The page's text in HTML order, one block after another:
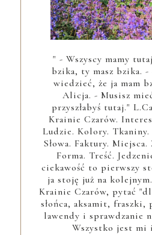
" - Wszyscy mamy
bzika, ty masz bzika. -
wiedzieć, że ja mam
Alicja. - Musisz
przyszłabyś tutaj."
Krainie Czarów.
Ludzie. Kolory. Tkaniny.
Słowa. Faktury. Miejsca.
Forma. Treść.
ciekawość to pierwszy
ja stoję już na
Krainie Czarów, pytać
słońca, aksamit, fraszki,
lawendy i sprawdzanie
Wszystko jest mi